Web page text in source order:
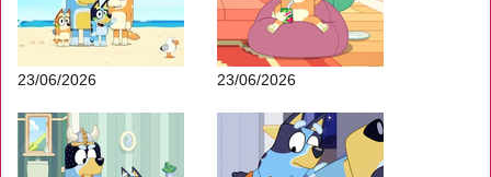
23/06/2026 23/06/2026